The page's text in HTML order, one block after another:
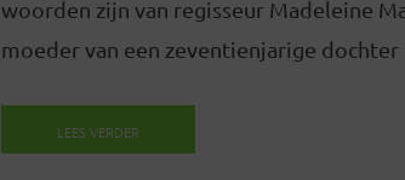
woorden zijn van regisseur Madeleine
moeder van een zeventienjarige
LEES VERDER